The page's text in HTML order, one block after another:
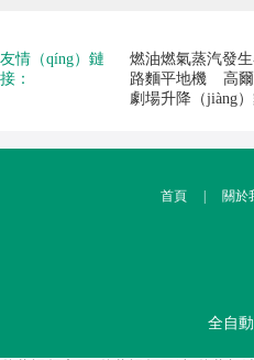
友情（qíng）鏈
接：
燃油燃氣蒸汽發
路麵平地機
高
劇場升降（jiàng
首頁 關於
全自